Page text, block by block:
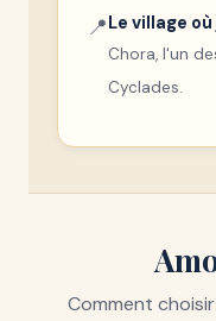
📍Le village
Chora, l'un
Cyclades.
Comment